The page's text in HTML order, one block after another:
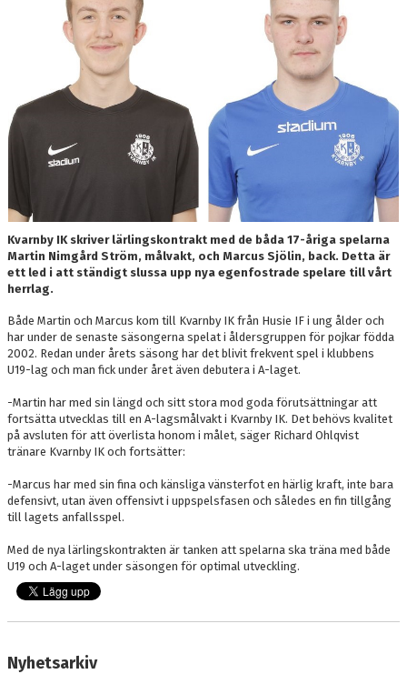
Kvarnby IK skriver lärlingskontrakt med de båda 17-åriga spelarna
Martin Nimgård Ström, målvakt, och Marcus Sjölin, back. Detta är
ett led i att ständigt slussa upp nya egenfostrade spelare till vårt
herrlag.
Både Martin och Marcus kom till Kvarnby IK från Husie IF i ung ålder och
har under de senaste säsongerna spelat i åldersgruppen för pojkar födda
2002. Redan under årets säsong har det blivit frekvent spel i klubbens
U19-lag och man fick under året även debutera i A-laget.
-Martin har med sin längd och sitt stora mod goda förutsättningar att
fortsätta utvecklas till en A-lagsmålvakt i Kvarnby IK. Det behövs kvalitet
på avsluten för att överlista honom i målet, säger Richard Ohlqvist
tränare Kvarnby IK och fortsätter:
-Marcus har med sin fina och känsliga vänsterfot en härlig kraft, inte bara
defensivt, utan även offensivt i uppspelsfasen och således en fin tillgång
till lagets anfallsspel.
Med de nya lärlingskontrakten är tanken att spelarna ska träna med både
U19 och A-laget under säsongen för optimal utveckling.
Nyhetsarkiv